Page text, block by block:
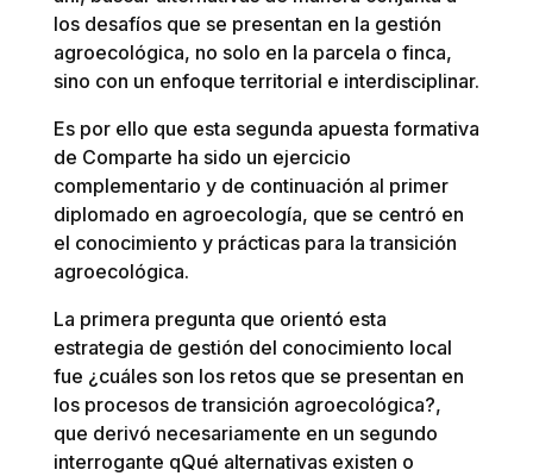
los desafíos que se presentan en la gestión
agroecológica, no solo en la parcela o finca,
sino con un enfoque territorial e interdisciplinar.
Es por ello que esta segunda apuesta formativa
de Comparte ha sido un ejercicio
complementario y de continuación al primer
diplomado en agroecología, que se centró en
el conocimiento y prácticas para la transición
agroecológica.
La primera pregunta que orientó esta
estrategia de gestión del conocimiento local
fue ¿cuáles son los retos que se presentan en
los procesos de transición agroecológica?,
que derivó necesariamente en un segundo
interrogante qQué alternativas existen o